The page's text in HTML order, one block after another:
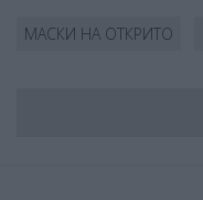
МАСКИ НА ОТКРИТО